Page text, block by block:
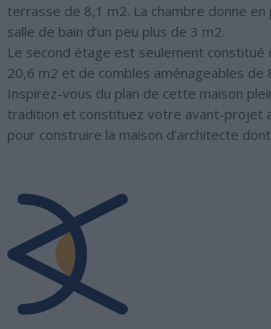
terrasse de 8,1 m2. La chambre donne
salle de bain d’un peu plus de 3 m2.
Le second étage est seulement constitué
20,6 m2 et de combles aménageables de
Inspirez-vous du plan de cette maison
tradition et constituez votre avant-projet
pour construire la maison d’architecte